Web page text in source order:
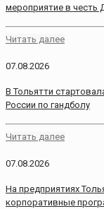
мероприятие в честь
Читать далее
07.08.2026
В Тольятти
России по гандболу
Читать далее
07.08.2026
На предприятиях
корпоративные